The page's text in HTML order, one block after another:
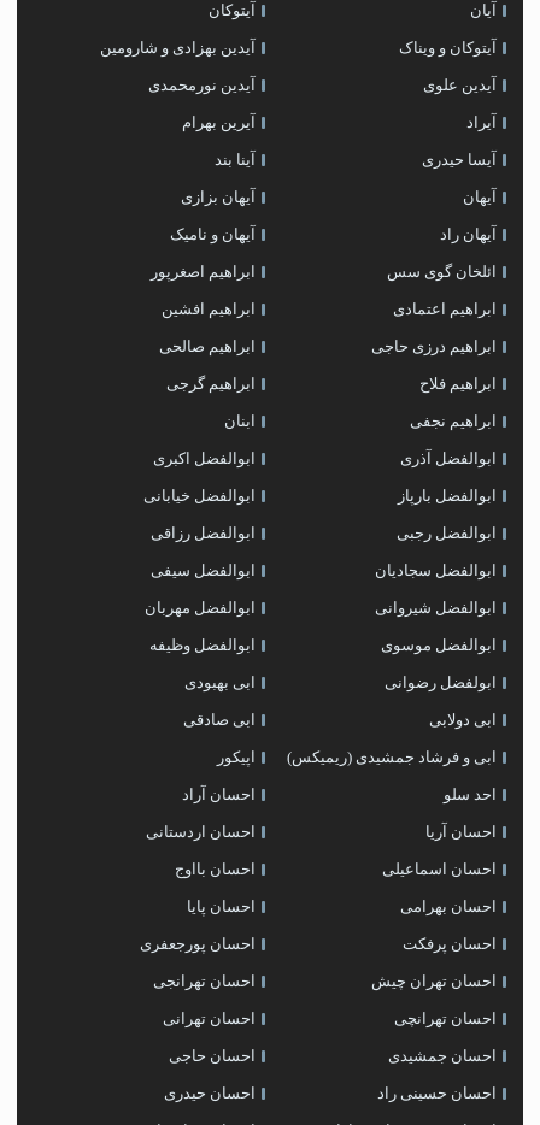
آیان آیتوکان
آیتوکان و ویناک آیدین بهزادی و شارومین
آیدین علوی آیدین نورمحمدی
آیراد آیرین بهرام
آیسا حیدری آینا بند
آیهان آیهان بزازی
آیهان راد آیهان و نامیک
ائلخان گوی سس ابراهیم اصغرپور
ابراهیم اعتمادی ابراهیم افشین
ابراهیم درزی حاجی ابراهیم صالحی
ابراهیم فلاح ابراهیم گرجی
ابراهیم نجفی ابنان
ابوالفضل آذری ابوالفضل اکبری
ابوالفضل بارپاز ابوالفضل خیابانی
ابوالفضل رجبی ابوالفضل رزاقی
ابوالفضل سجادیان ابوالفضل سیفی
ابوالفضل شیروانی ابوالفضل مهربان
ابوالفضل موسوی ابوالفضل وظیفه
ابولفضل رضوانی ابی بهبودی
ابی دولابی ابی صادقی
ابی و فرشاد جمشیدی (ریمیکس) اپیکور
احد سلو احسان آراد
احسان آریا احسان اردستانی
احسان اسماعیلی احسان بااوج
احسان بهرامی احسان پایا
احسان پرفکت احسان پورجعفری
احسان تهران چیش احسان تهرانجی
احسان تهرانچی احسان تهرانی
احسان جمشیدی احسان حاجی
احسان حسینی راد احسان حیدری